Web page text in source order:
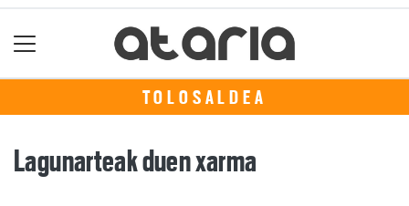
TOLOSALDEA
Lagunarteak duen xarma